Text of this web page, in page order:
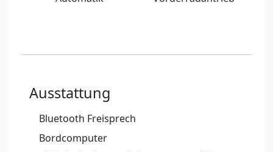
Ausstattung
Bluetooth Freisprech
Bordcomputer